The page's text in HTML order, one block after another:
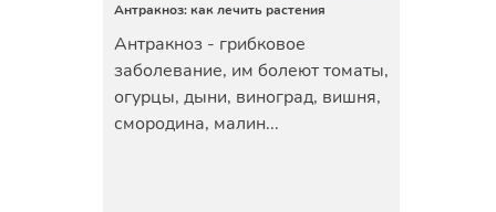
Антракноз: как лечить растения
Антракноз - грибковое
заболевание, им болеют томаты,
огурцы, дыни, виноград, вишня,
смородина, малин...